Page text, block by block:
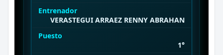
Entrenador
VERASTEGUI ARRAEZ RENNY ABRAHAN
Puesto
1°